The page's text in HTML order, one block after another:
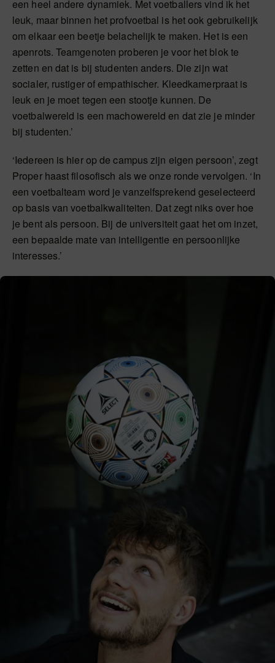
een heel andere dynamiek. Met voetballers vind ik het
leuk, maar binnen het profvoetbal is het ook gebruikelijk
om elkaar een beetje belachelijk te maken. Het is een
apenrots. Teamgenoten proberen je voor het blok te
zetten en dat is bij studenten anders. Die zijn wat
socialer, rustiger of empathischer. Kleedkamerpraat is
leuk en je moet tegen een stootje kunnen. De
voetbalwereld is een machowereld en dat zie je minder
bij studenten.’
‘Iedereen is hier op de campus zijn eigen persoon’, zegt
Proper haast filosofisch als we onze ronde vervolgen. ‘In
een voetbalteam word je vanzelfsprekend geselecteerd
op basis van voetbalkwaliteiten. Dat zegt niks over hoe
je bent als persoon. Bij de universiteit gaat het om inzet,
een bepaalde mate van intelligentie en persoonlijke
interesses.’